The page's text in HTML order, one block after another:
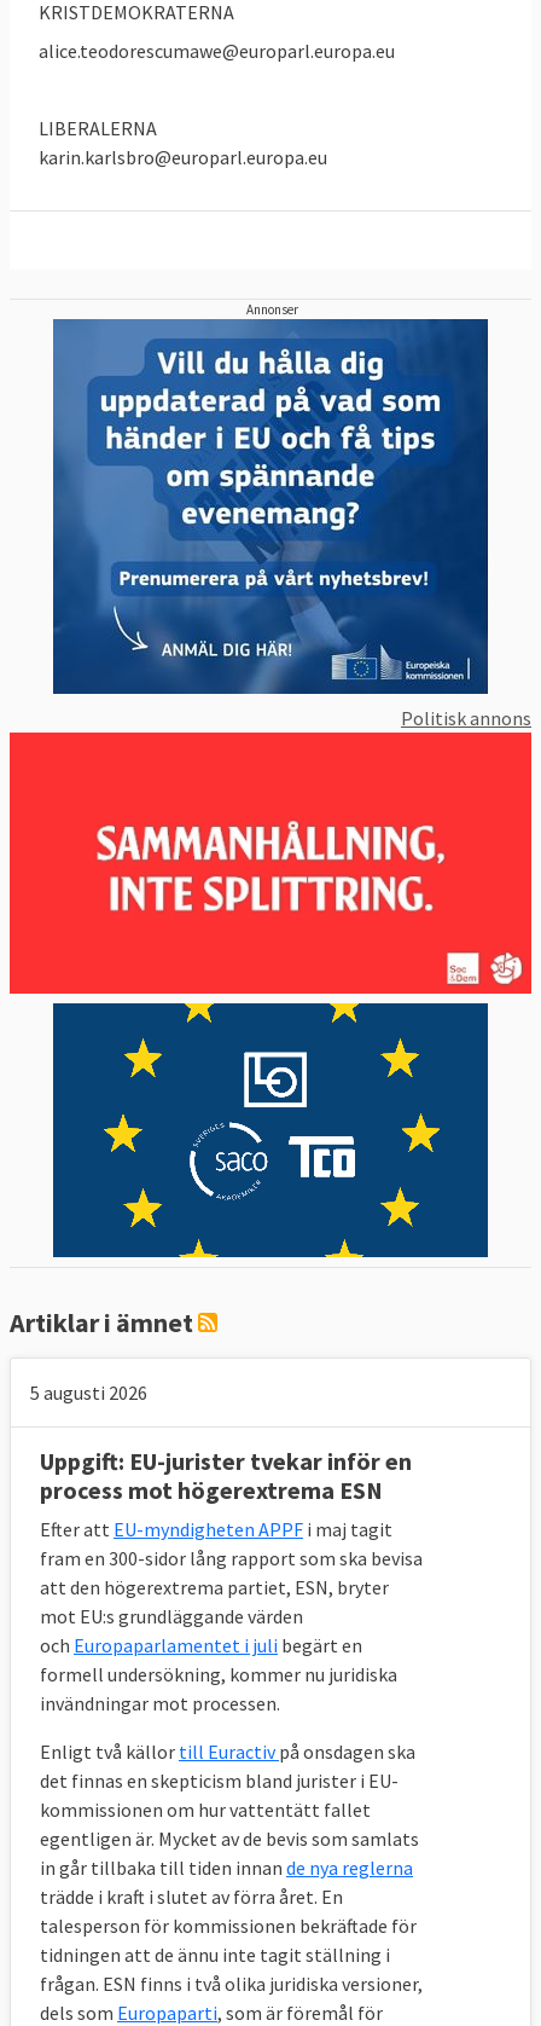
möjligheten att utse vem som ska få den
inflytelserika posten som EU-
KRISTDEMOKRATERNA
alice.teodorescumawe@europarl.europa.eu
LIBERALERNA
karin.karlsbro@europarl.europa.eu
Annonser
Politisk annons
Artiklar i ämnet
5 augusti 2026
Uppgift: EU-jurister tvekar inför en
process mot högerextrema ESN
Efter att EU-myndigheten APPF i maj tagit
fram en 300-sidor lång rapport som ska bevisa
att den högerextrema partiet, ESN, bryter
mot EU:s grundläggande värden
och Europaparlamentet i juli begärt en
formell undersökning, kommer nu juridiska
invändningar mot processen.
Enligt två källor till Euractivpå onsdagen ska
det finnas en skepticism bland jurister i EU-
kommissionen om hur vattentätt fallet
egentligen är. Mycket av de bevis som samlats
in går tillbaka till tiden innan de nya reglerna
trädde i kraft i slutet av förra året. En
talesperson för kommissionen bekräftade för
tidningen att de ännu inte tagit ställning i
frågan. ESN finns i två olika juridiska versioner,
dels som Europaparti, som är föremål för